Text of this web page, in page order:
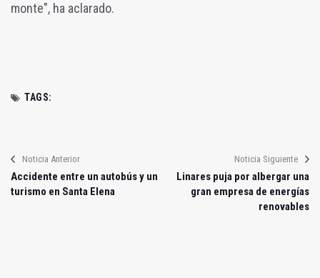
monte", ha aclarado.
TAGS:
Noticia Anterior
Accidente entre un autobús y un
turismo en Santa Elena
Noticia Siguiente
Linares puja por albergar una
gran empresa de energías
renovables